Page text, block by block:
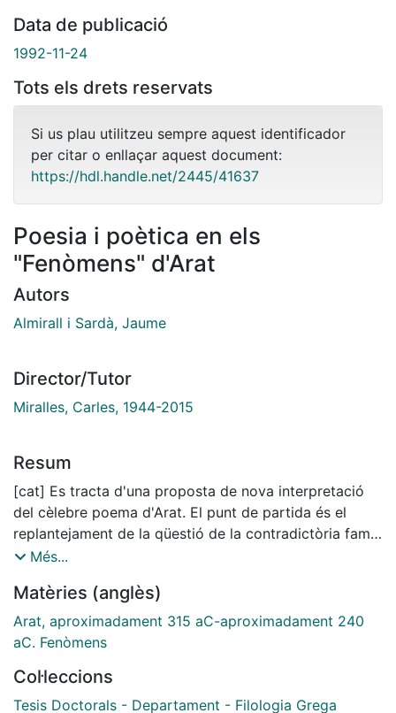
Data de publicació
1992-11-24
Tots els drets reservats
Si us plau utilitzeu sempre aquest identificador
per citar o enllaçar aquest document:
https://hdl.handle.net/2445/41637
Poesia i poètica en els
"Fenòmens" d'Arat
Autors
Almirall i Sardà, Jaume
Director/Tutor
Miralles, Carles, 1944-2015
Resum
[cat] Es tracta d'una proposta de nova interpretació
del cèlebre poema d'Arat. El punt de partida és el
replantejament de la qüestió de la contradictòria fama
del poeta, el sorprenent contrast entre el seu
secundària que els moderns, en general, li han
atorgat.Es reconsideren, doncs, en primer lloc, els
testimonis crítics antics. E1 fet d'enfocar-los des d'una
punts de contacte entre ells; posar-los tots en relació
amb els "Fenòmens" fa que, sovint, uns testimonis
Més...
Matèries (anglès)
Arat, aproximadament 315 aC-aproximadament 240
aC. Fenòmens
Col·leccions
Tesis Doctorals - Departament - Filologia Grega